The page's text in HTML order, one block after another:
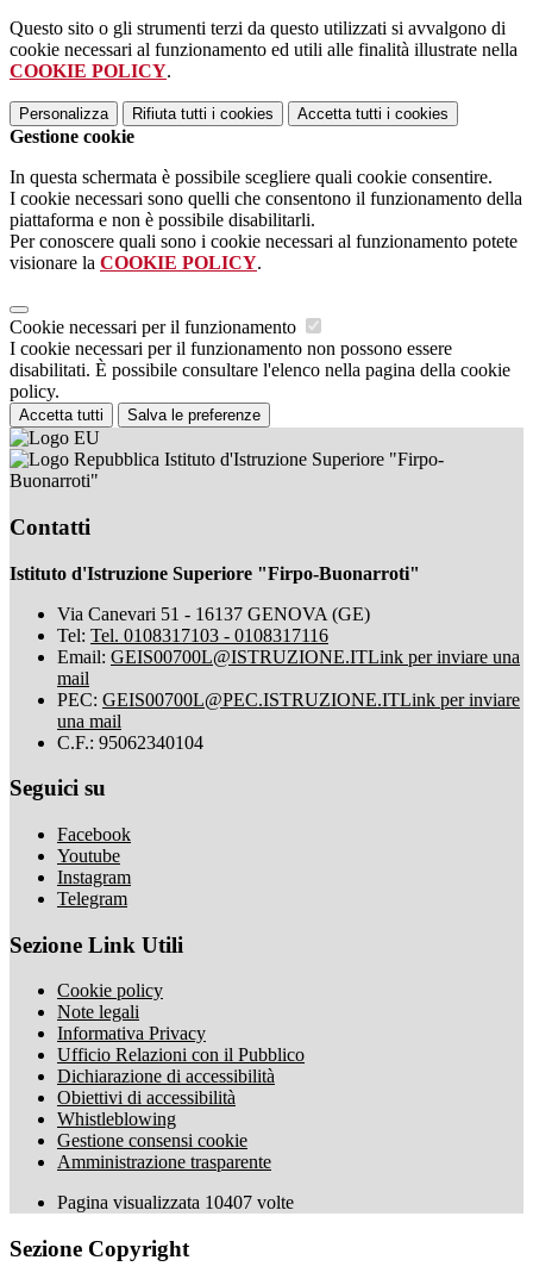
Questo sito o gli strumenti terzi da questo utilizzati si avvalgono di
cookie necessari al funzionamento ed utili alle finalità illustrate nella
COOKIE POLICY.
Personalizza Rifiuta tutti i cookies Accetta tutti i cookies
Gestione cookie
In questa schermata è possibile scegliere quali cookie consentire.
I cookie necessari sono quelli che consentono il funzionamento della
piattaforma e non è possibile disabilitarli.
Per conoscere quali sono i cookie necessari al funzionamento potete
visionare la COOKIE POLICY.
Cookie necessari per il funzionamento
I cookie necessari per il funzionamento non possono essere
disabilitati. È possibile consultare l'elenco nella pagina della cookie
policy.
Accetta tutti Salva le preferenze
Istituto d'Istruzione Superiore "Firpo-
Buonarroti"
Contatti
Istituto d'Istruzione Superiore "Firpo-Buonarroti"
Via Canevari 51 - 16137 GENOVA (GE)
Tel: Tel. 0108317103 - 0108317116
Email: GEIS00700L@ISTRUZIONE.ITLink per inviare una
mail
PEC: GEIS00700L@PEC.ISTRUZIONE.ITLink per inviare
una mail
C.F.: 95062340104
Seguici su
Facebook
Youtube
Instagram
Telegram
Sezione Link Utili
Cookie policy
Note legali
Informativa Privacy
Ufficio Relazioni con il Pubblico
Dichiarazione di accessibilità
Obiettivi di accessibilità
Whistleblowing
Gestione consensi cookie
Amministrazione trasparente
Pagina visualizzata 10407 volte
Sezione Copyright